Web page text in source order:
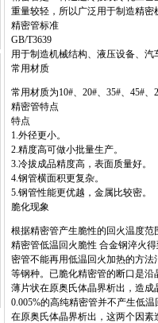
重量较轻，所以广泛用于制造精
精密管标准
GB/T3639
用于制造机械结构、液压设备、汽
常用材质
常用材质为10#、20#、35#、45#
精密管特点
特点
1.外径更小。
2.精度高可做小批量生产。
3.冷拔成品精度高，表面质量好。
4.钢管横面积更复杂。
5.钢管性能更优越，金属比较密。
脆化现象
根据精密管产生脆性的回火温度
精密管低温回火脆性 合金钢淬火
密管不能再用低温回火加热的方法
等钢种。已脆化精密管的断口是
薄片状在原奥氏体晶界析出，造
0.005%的高纯精密管并不产生低
在原奥氏体晶界析出，这两个因